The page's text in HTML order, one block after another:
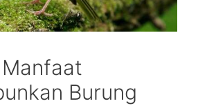
Burung